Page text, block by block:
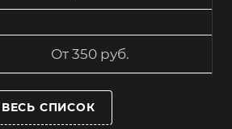
От 350 руб.
СПИСОК